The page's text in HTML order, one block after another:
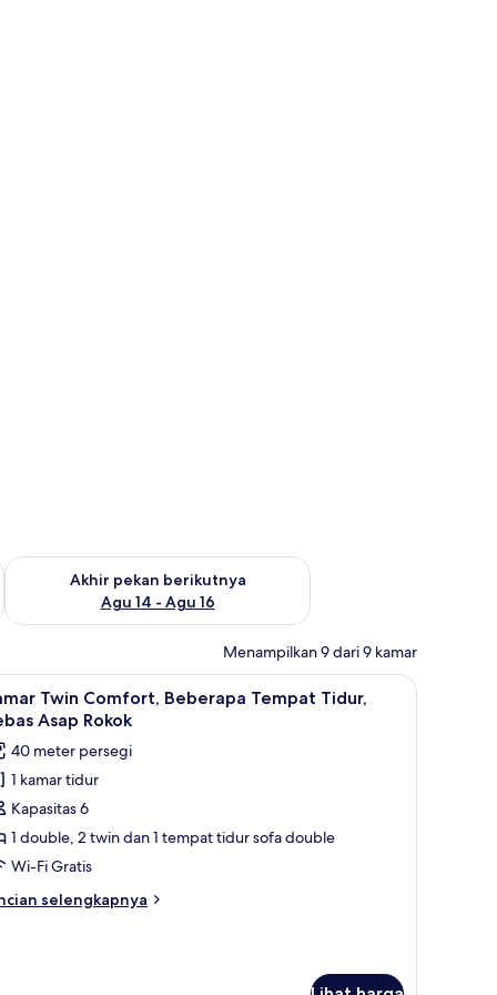
Agu 7 - Agu 9
Akhir pekan berikutnya
Agu 14 - Agu 16
Periksa ketersediaan untuk akhir pekan berikutnya Agu 14 -
Menampilkan 9 dari 9 kamar
Kamar Twin Comfort, Beberapa Tempat
12
Twin Comfort, Beberapa Tempat Tidur,
Asap Rokok
40 meter persegi
1 kamar tidur
Kapasitas 6
1 double, 2 twin dan 1 tempat tidur sofa double
Wi-Fi Gratis
selengkapnya